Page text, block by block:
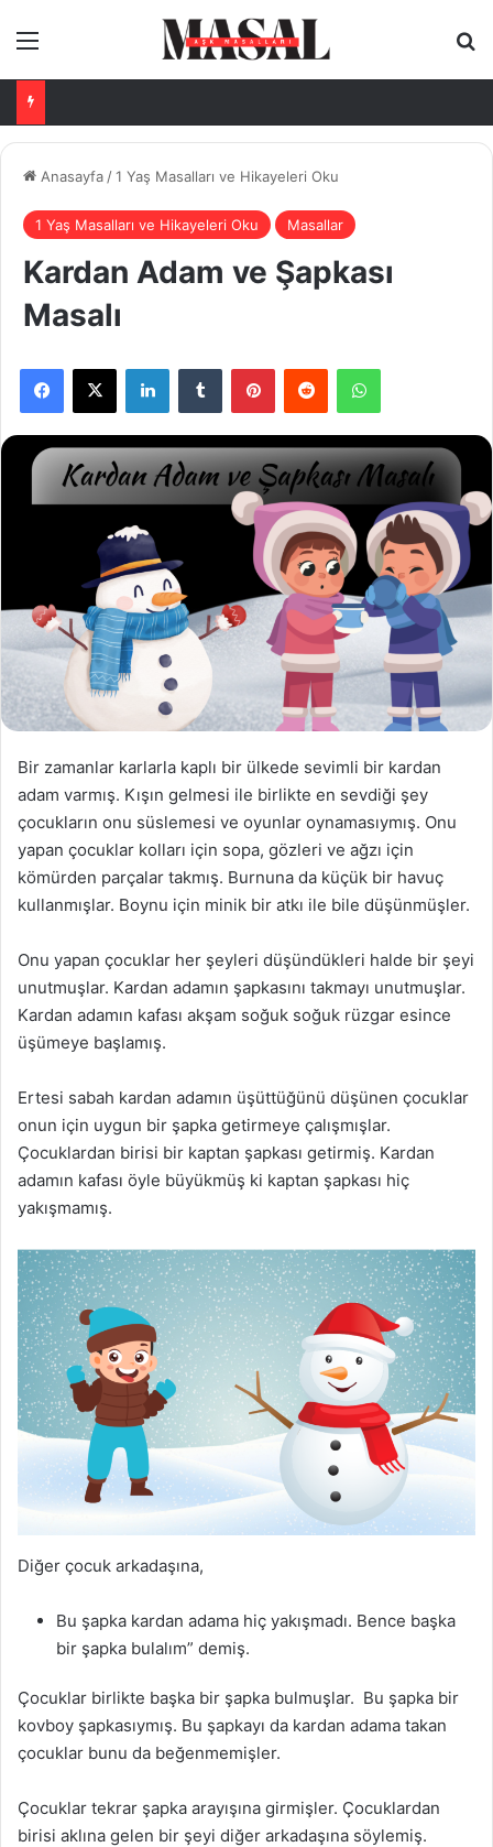
Menü
Anasayfa /1 Yaş Masalları ve Hikayeleri Oku
1 Yaş Masalları ve Hikayeleri Oku Masallar
Kardan Adam ve Şapkası
Masalı
Facebook
X LinkedInTumblr PinterestReddit WhatsApp
Bir zamanlar karlarla kaplı bir ülkede sevimli bir kardan
adam varmış. Kışın gelmesi ile birlikte en sevdiği şey
çocukların onu süslemesi ve oyunlar oynamasıymış. Onu
yapan çocuklar kolları için sopa, gözleri ve ağzı için
kömürden parçalar takmış. Burnuna da küçük bir havuç
kullanmışlar. Boynu için minik bir atkı ile bile düşünmüşler.
Onu yapan çocuklar her şeyleri düşündükleri halde bir şeyi
unutmuşlar. Kardan adamın şapkasını takmayı unutmuşlar.
Kardan adamın kafası akşam soğuk soğuk rüzgar esince
üşümeye başlamış.
Ertesi sabah kardan adamın üşüttüğünü düşünen çocuklar
onun için uygun bir şapka getirmeye çalışmışlar.
Çocuklardan birisi bir kaptan şapkası getirmiş. Kardan
adamın kafası öyle büyükmüş ki kaptan şapkası hiç
yakışmamış.
Diğer çocuk arkadaşına,
Bu şapka kardan adama hiç yakışmadı. Bence başka
bir şapka bulalım” demiş.
Çocuklar birlikte başka bir şapka bulmuşlar. Bu şapka bir
kovboy şapkasıymış. Bu şapkayı da kardan adama takan
çocuklar bunu da beğenmemişler.
Çocuklar tekrar şapka arayışına girmişler. Çocuklardan
birisi aklına gelen bir şeyi diğer arkadaşına söylemiş.